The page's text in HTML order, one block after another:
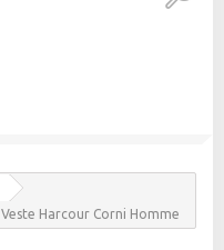
Veste Harcour Corni Homme